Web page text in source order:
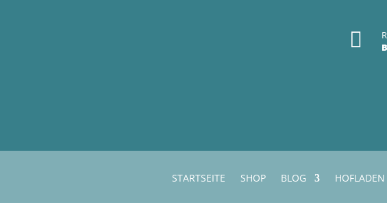

STARTSEITE SHOP BLOG HOFLADEN